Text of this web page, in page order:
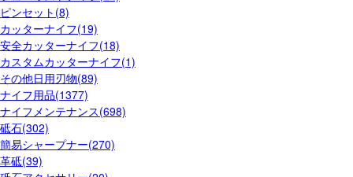
ピンセット(8)
カッターナイフ(19)
安全カッターナイフ(18)
カスタムカッターナイフ(1)
その他日用刃物(89)
ナイフ用品(1377)
ナイフメンテナンス(698)
砥石(302)
簡易シャープナー(270)
革砥(39)